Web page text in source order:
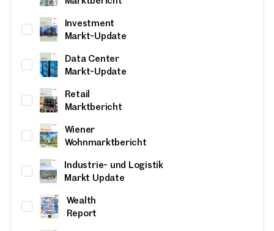
Investment
Markt-Update
Data Center
Markt-Update
Retail
Marktbericht
Wiener
Wohnmarktbericht
Industrie- und Logistik
Markt Update
Wealth
Report